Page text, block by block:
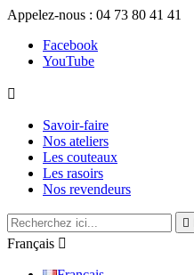
Appelez-nous : 04 73 80 41 41
Facebook
YouTube

Savoir-faire
Nos ateliers
Les couteaux
Les rasoirs
Nos revendeurs

Français 